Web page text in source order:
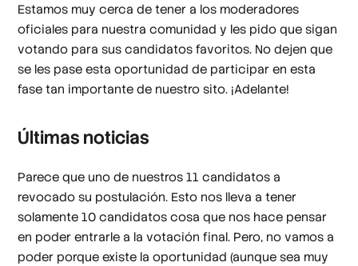
Estamos muy cerca de tener a los moderadores
oficiales para nuestra comunidad y les pido que sigan
votando para sus candidatos favoritos. No dejen que
se les pase esta oportunidad de participar en esta
fase tan importante de nuestro sito. ¡Adelante!
Últimas noticias
Parece que uno de nuestros 11 candidatos a
revocado su postulación. Esto nos lleva a tener
solamente 10 candidatos cosa que nos hace pensar
en poder entrarle a la votación final. Pero, no vamos a
poder porque existe la oportunidad (aunque sea muy